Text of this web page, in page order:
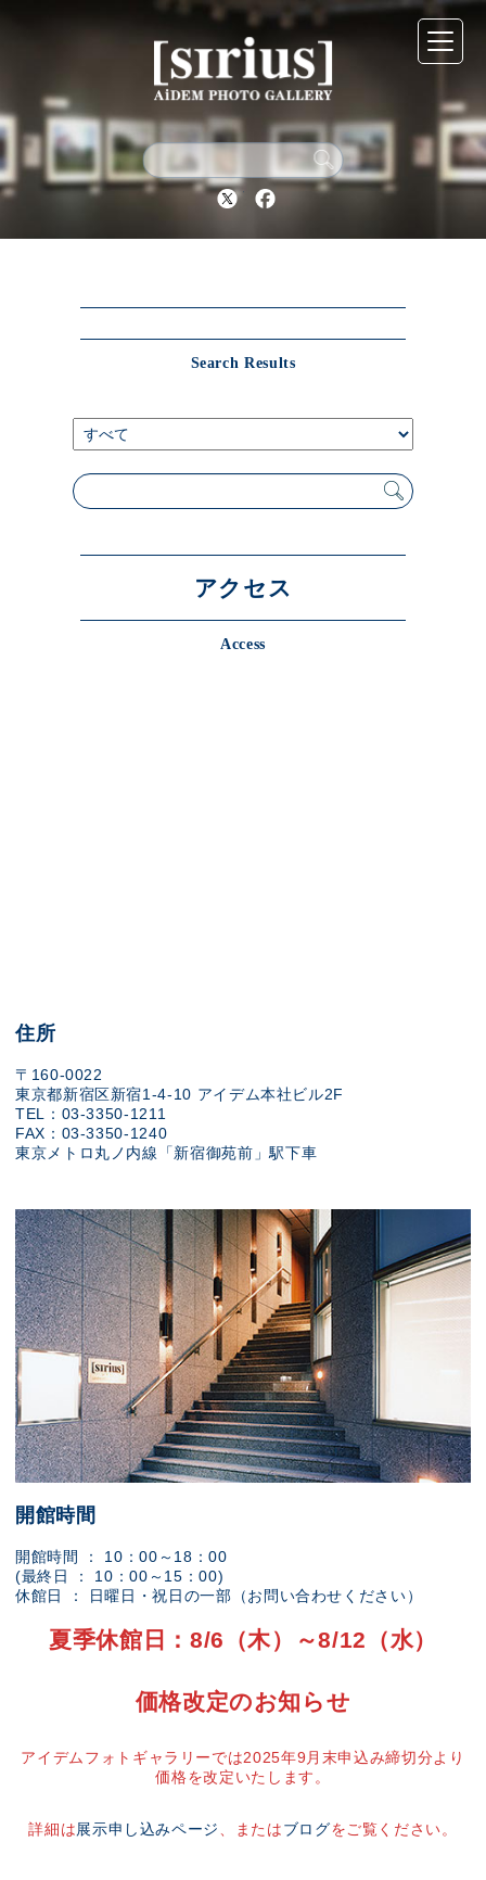
Twitter Facebook
Search Results
アクセス
Access
住所
〒160-0022
東京都新宿区新宿1-4-10 アイデム本社ビル2F
TEL：03-3350-1211
FAX：03-3350-1240
東京メトロ丸ノ内線「新宿御苑前」駅下車
開館時間
開館時間 ： 10：00～18：00
(最終日 ： 10：00～15：00)
休館日 ： 日曜日・祝日の一部（お問い合わせください）
夏季休館日：8/6（木）～8/12（水）
価格改定のお知らせ
アイデムフォトギャラリーでは2025年9月末申込み締切分より
価格を改定いたします。
詳細は展示申し込みページ 、またはブログをご覧ください。
シリウスについて
展示スケジュール
展示のお申し込み